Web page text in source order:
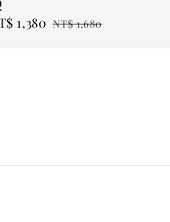
1,380 Regular
NT$ 1,680